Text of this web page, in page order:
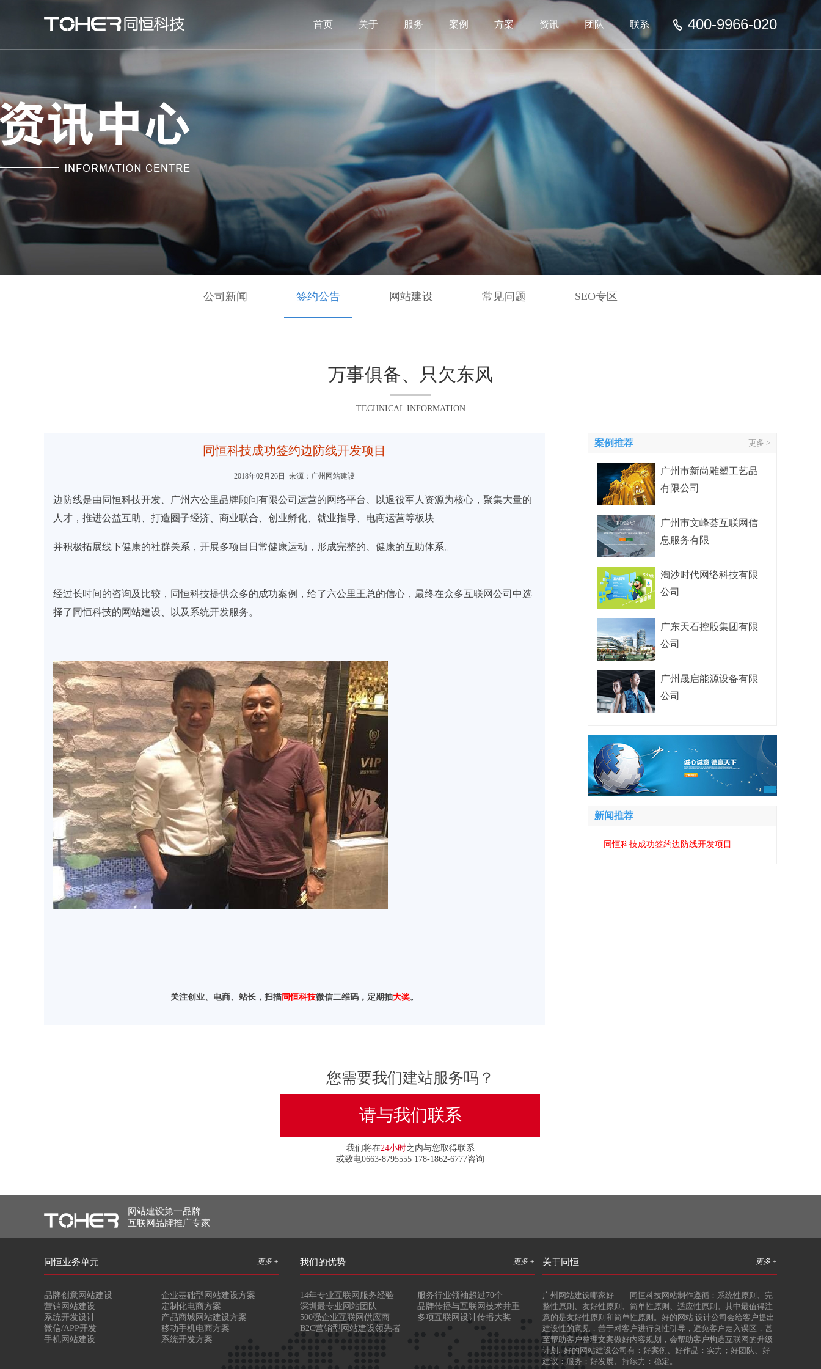
400-9966-020
首页 关于 服务 案例 方案 资讯 团队 联系
公司新闻 签约公告 网站建设 常见问题 SEO专区
万事俱备、只欠东风
TECHNICAL INFORMATION
同恒科技成功签约边防线开发项目
2018年02月26日 来源：广州网站建设
边防线是由同恒科技开发、广州六公里品牌顾问有限公司运营的网络平台、以退役军人资源为核心，聚集大量的
人才，推进公益互助、打造圈子经济、商业联合、创业孵化、就业指导、电商运营等板块
并积极拓展线下健康的社群关系，开展多项目日常健康运动，形成完整的、健康的互助体系。
经过长时间的咨询及比较，同恒科技提供众多的成功案例，给了六公里王总的信心，最终在众多互联网公司中选
择了同恒科技的网站建设、以及系统开发服务。
关注创业、电商、站长，扫描 同恒科技微信二维码，定期抽大奖。
案例推荐 更多 >
广州市新尚雕塑工艺品
有限公司
广州市文峰荟互联网信
息服务有限
淘沙时代网络科技有限
公司
广东天石控股集团有限
公司
广州晟启能源设备有限
公司
新闻推荐
同恒科技成功签约边防线开发项目
您需要我们建站服务吗？
请与我们联系
我们将在24小时之内与您取得联系
或致电0663-8795555 178-1862-6777咨询
网站建设第一品牌
互联网品牌推广专家
更多 +
同恒业务单元
品牌创意网站建设
营销网站建设
系统开发设计
微信/APP开发
手机网站建设
企业基础型网站建设方案
定制化电商方案
产品商城网站建设方案
移动手机电商方案
系统开发方案
更多 +
我们的优势
14年专业互联网服务经验
深圳最专业网站团队
500强企业互联网供应商
B2C营销型网站建设领先者
服务行业领袖超过70个
品牌传播与互联网技术并重
多项互联网设计传播大奖
更多 +
关于同恒
广州网站建设哪家好——同恒科技网站制作遵循：系统性原则、完
整性原则、友好性原则、简单性原则、适应性原则。其中最值得注
意的是友好性原则和简单性原则。好的网站 设计公司会给客户提出
建设性的意见，善于对客户进行良性引导，避免客户走入误区，甚
至帮助客户整理文案做好内容规划，会帮助客户构造互联网的升级
计划...好的网站建设公司有：好案例、好作品：实力；好团队、好
建议：服务；好发展、持续力：稳定。